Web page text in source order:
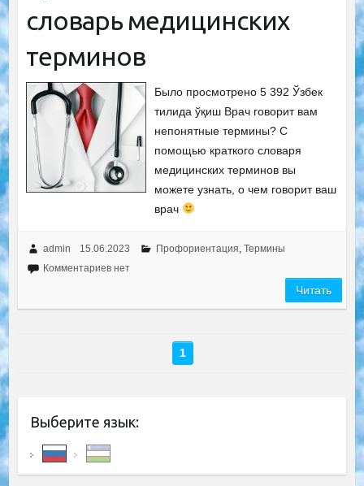
словарь медицинских
терминов
Было просмотрено 5 392 Ўзбек
тилида ўқиш Врач говорит вам
непонятные термины? С
помощью краткого словаря
медицинских терминов вы
можете узнать, о чем говорит ваш
врач
admin 15.06.2023 Профориентация, Термины
Комментариев нет
Читать
1
Выберите язык: